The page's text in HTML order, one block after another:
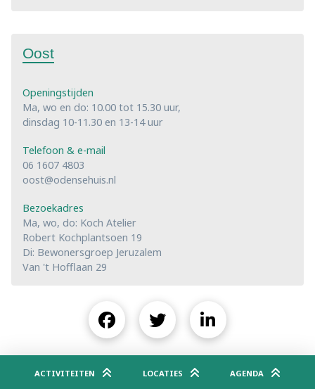
Oost
Openingstijden
Ma, wo en do: 10.00 tot 15.30 uur,
dinsdag 10-11.30 en 13-14 uur
Telefoon & e-mail
06 1607 4803
oost@odensehuis.nl
Bezoekadres
Ma, wo, do: Koch Atelier
Robert Kochplantsoen 19
Di: Bewonersgroep Jeruzalem
Van 't Hofflaan 29
ACTIVITEITEN LOCATIES AGENDA